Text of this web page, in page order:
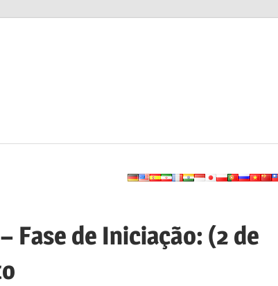
Fase de Iniciação: (2 de